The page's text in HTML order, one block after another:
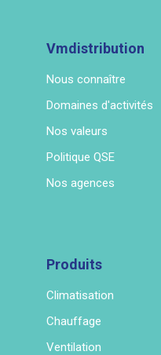
Vmdistribution
Nous connaître
Domaines d'activités
Nos valeurs
Politique QSE
Nos agences
Produits
Climatisation
Chauffage
Ventilation